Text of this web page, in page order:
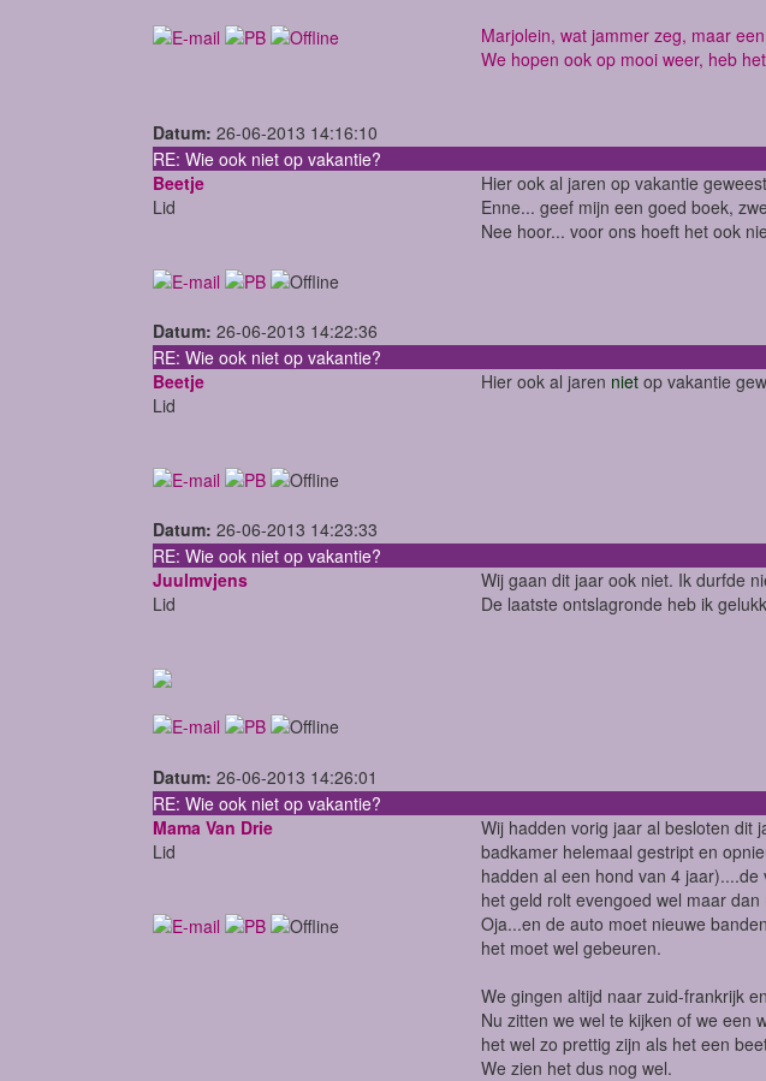
Marjolein, wat jammer zeg, maar
We hopen ook op mooi weer, heb
Datum: 26-06-2013 14:16:10
RE: Wie ook niet op vakantie?
Beetje
Lid
Hier ook al jaren op vakantie
Enne... geef mijn een goed boek,
Nee hoor... voor ons hoeft het ook
Datum: 26-06-2013 14:22:36
RE: Wie ook niet op vakantie?
Beetje
Lid
Hier ook al jaren niet op vakantie
Datum: 26-06-2013 14:23:33
RE: Wie ook niet op vakantie?
Juulmvjens
Lid
Wij gaan dit jaar ook niet. Ik durfde
De laatste ontslagronde heb ik
Datum: 26-06-2013 14:26:01
RE: Wie ook niet op vakantie?
Mama Van Drie
Lid
Wij hadden vorig jaar al besloten dit
badkamer helemaal gestript en
hadden al een hond van 4
het geld rolt evengoed wel maar
Oja...en de auto moet nieuwe
het moet wel gebeuren.
We gingen altijd naar zuid-frankrijk
Nu zitten we wel te kijken of we een
het wel zo prettig zijn als het een
We zien het dus nog wel.